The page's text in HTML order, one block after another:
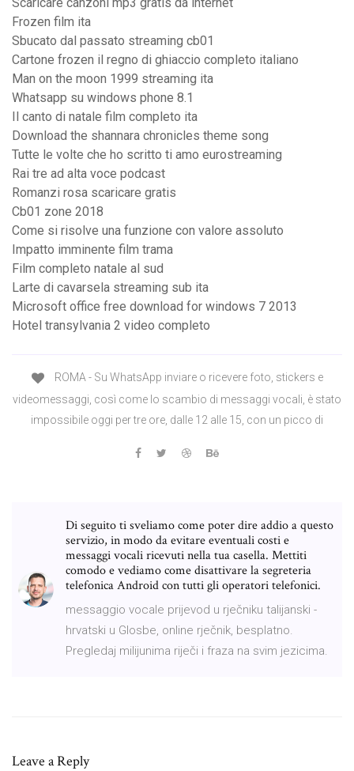
Scaricare canzoni mp3 gratis da internet
Frozen film ita
Sbucato dal passato streaming cb01
Cartone frozen il regno di ghiaccio completo italiano
Man on the moon 1999 streaming ita
Whatsapp su windows phone 8.1
Il canto di natale film completo ita
Download the shannara chronicles theme song
Tutte le volte che ho scritto ti amo eurostreaming
Rai tre ad alta voce podcast
Romanzi rosa scaricare gratis
Cb01 zone 2018
Come si risolve una funzione con valore assoluto
Impatto imminente film trama
Film completo natale al sud
Larte di cavarsela streaming sub ita
Microsoft office free download for windows 7 2013
Hotel transylvania 2 video completo
ROMA - Su WhatsApp inviare o ricevere foto, stickers e
videomessaggi, così come lo scambio di messaggi vocali, è stato
impossibile oggi per tre ore, dalle 12 alle 15, con un picco di
Di seguito ti sveliamo come poter dire addio a questo
servizio, in modo da evitare eventuali costi e
messaggi vocali ricevuti nella tua casella. Mettiti
comodo e vediamo come disattivare la segreteria
telefonica Android con tutti gli operatori telefonici.
messaggio vocale prijevod u rječniku talijanski -
hrvatski u Glosbe, online rječnik, besplatno.
Pregledaj milijunima riječi i fraza na svim jezicima.
Leave a Reply